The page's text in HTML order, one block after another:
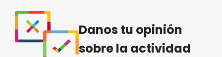
Danos tu opinión
sobre la actividad